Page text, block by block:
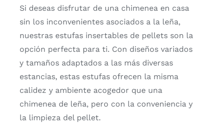
Si deseas disfrutar de una chimenea en casa
sin los inconvenientes asociados a la leña,
nuestras estufas insertables de pellets son la
opción perfecta para ti. Con diseños variados
y tamaños adaptados a las más diversas
estancias, estas estufas ofrecen la misma
calidez y ambiente acogedor que una
chimenea de leña, pero con la conveniencia y
la limpieza del pellet.